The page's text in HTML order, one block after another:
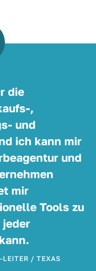
die
,
und
ich kann mir
und
mir
Tools zu
jeder
LEITER / TEXAS